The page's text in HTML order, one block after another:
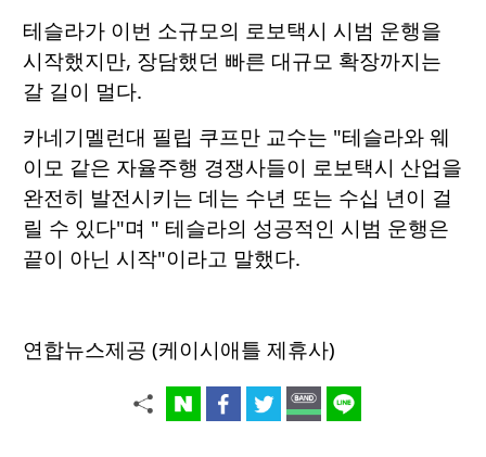
테슬라가 이번 소규모의 로보택시 시범 운행을
시작했지만, 장담했던 빠른 대규모 확장까지는
갈 길이 멀다.
카네기멜런대 필립 쿠프만 교수는 "테슬라와 웨
이모 같은 자율주행 경쟁사들이 로보택시 산업을
완전히 발전시키는 데는 수년 또는 수십 년이 걸
릴 수 있다"며 " 테슬라의 성공적인 시범 운행은
끝이 아닌 시작"이라고 말했다.
연합뉴스제공 (케이시애틀 제휴사)